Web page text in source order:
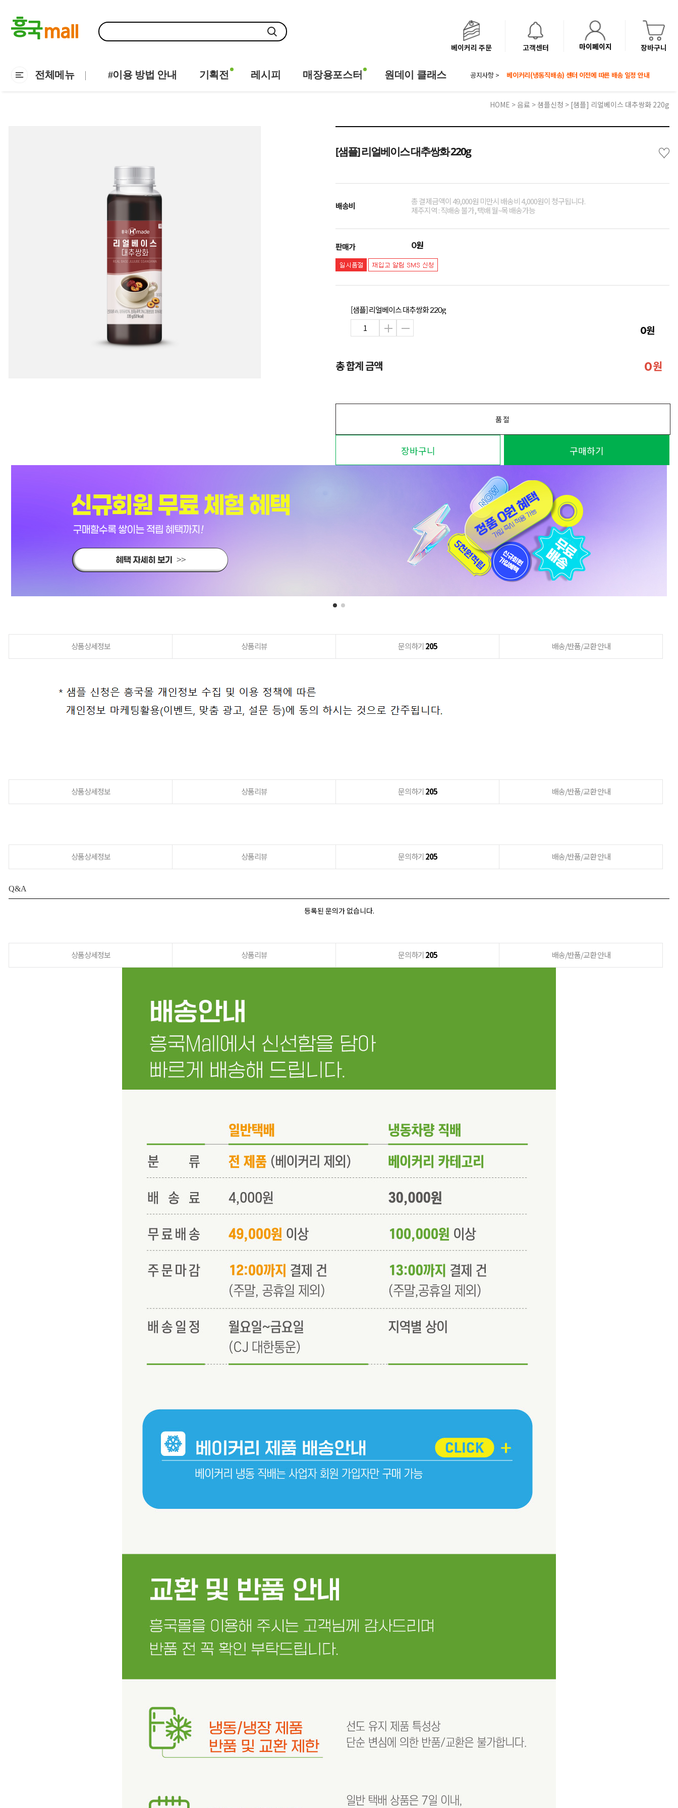
베이커리 주문 고객센터 마이페이지 장바구니
전체메뉴 #이용 방법 안내 기획전 레시피 매장용포스터 원데이 클래스 공지사항 >
8월 광복절 배송안내
HOME >음료 > 샘플신청 > [샘플] 리얼베이스 대추쌍화 220g
[샘플] 리얼베이스 대추쌍화 220g ♡
배송비
총 결제금액이 49,000원 미만시 배송비 4,000원이 청구됩니다.
제주지역 : 직배송 불가, 택배 월~목 배송가능
판매가 0원
[샘플] 리얼베이스 대추쌍화 220g
0원
총 합계 금액 0원
품절
장바구니 구매하기
상품상세정보 상품리뷰 문의하기 205 배송/반품/교환 안내
상품상세정보 상품리뷰 문의하기 205 배송/반품/교환 안내
상품상세정보 상품리뷰 문의하기 205 배송/반품/교환 안내
Q&A
등록된 문의가 없습니다.
상품상세정보 상품리뷰 문의하기 205 배송/반품/교환 안내